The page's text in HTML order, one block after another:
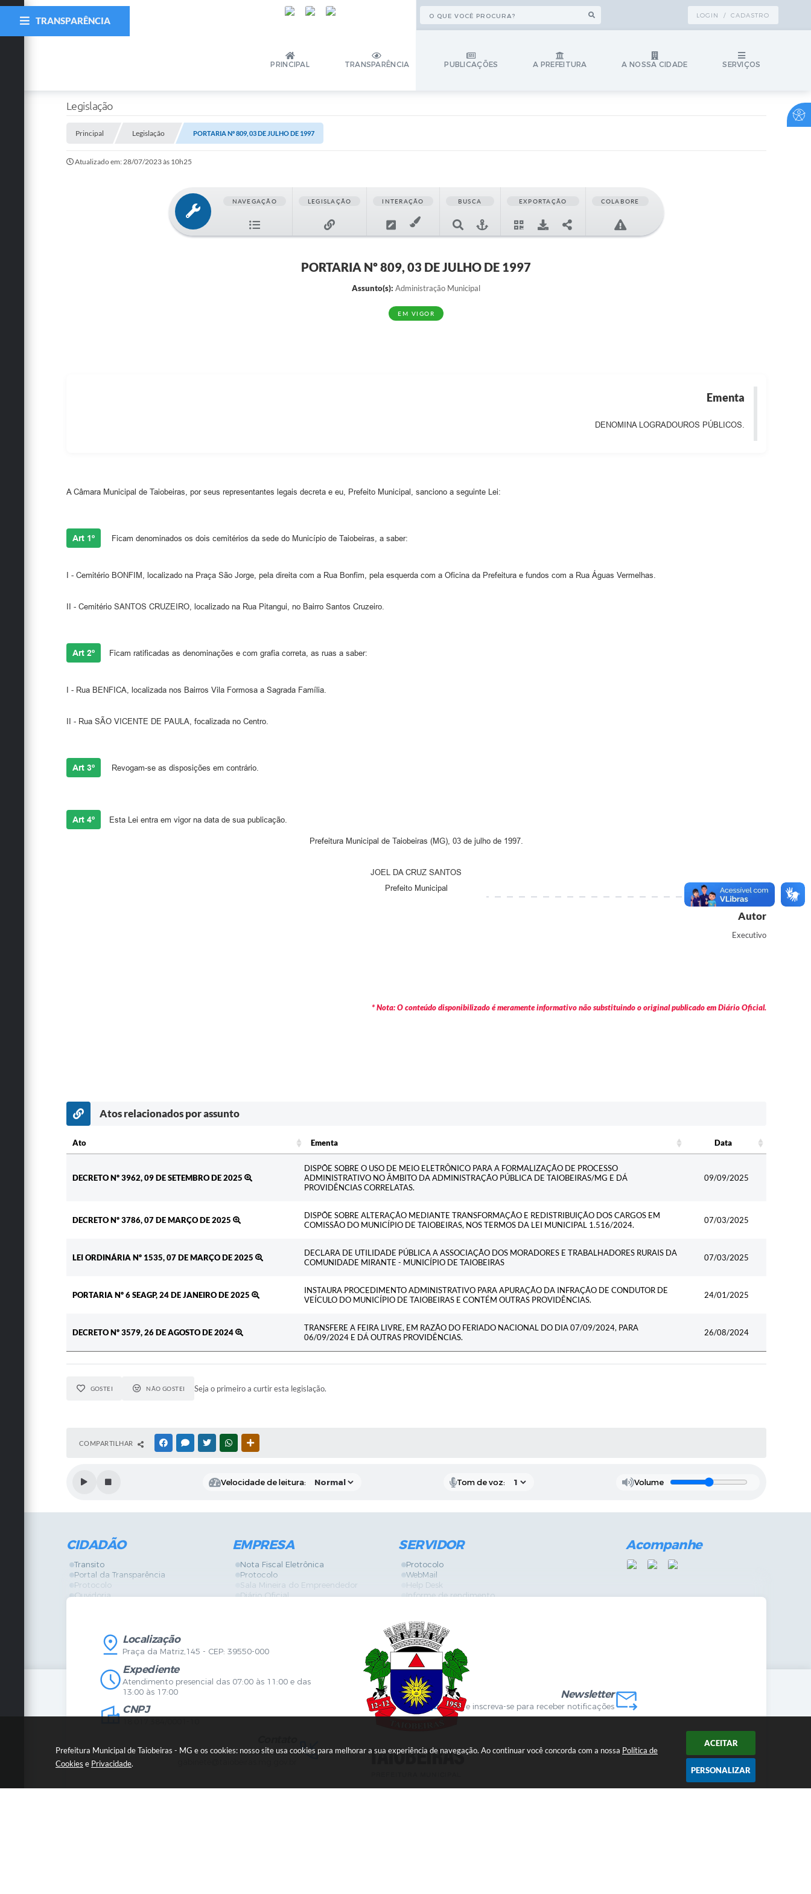
Prefeitura Municipal de Taiobeiras - MG e os cookies: nosso site usa cookies para melhorar a sua experiência de navegação. Ao continuar você concorda com a nossa Política de
Cookies e Privacidade.
ACEITAR
PERSONALIZAR
LOGIN / CADASTRO
PRINCIPAL TRANSPARÊNCIA PUBLICAÇÕES A PREFEITURA A NOSSA CIDADE SERVIÇOS
TRANSPARÊNCIA
Legislação
Principal Legislação PORTARIA Nº 809, 03 DE JULHO DE 1997
Atualizado em: 28/07/2023 às 10h25
NAVEGAÇÃO LEGISLAÇÃO INTERAÇÃO BUSCA EXPORTAÇÃO COLABORE
PORTARIA Nº 809, 03 DE JULHO DE 1997
Assunto(s): Administração Municipal
EM VIGOR
Ementa
DENOMINA LOGRADOUROS PÚBLICOS.
A Câmara Municipal de Taiobeiras, por seus representantes legais decreta e eu, Prefeito Municipal, sanciono a seguinte Lei:
Art 1º Ficam denominados os dois cemitérios da sede do Município de Taiobeiras, a saber:
I - Cemitério BONFIM, localizado na Praça São Jorge, pela direita com a Rua Bonfim, pela esquerda com a Oficina da Prefeitura e fundos com a Rua Águas Vermelhas.
II - Cemitério SANTOS CRUZEIRO, localizado na Rua Pitangui, no Bairro Santos Cruzeiro.
Art 2º Ficam ratificadas as denominações e com grafia correta, as ruas a saber:
I - Rua BENFICA, localizada nos Bairros Vila Formosa a Sagrada Família.
II - Rua SÃO VICENTE DE PAULA, focalizada no Centro.
Art 3º Revogam-se as disposições em contrário.
Art 4º Esta Lei entra em vigor na data de sua publicação.
Prefeitura Municipal de Taiobeiras (MG), 03 de julho de 1997.
JOEL DA CRUZ SANTOS
Prefeito Municipal
Autor
Executivo
* Nota: O conteúdo disponibilizado é meramente informativo não substituindo o original publicado em Diário Oficial.
Atos relacionados por assunto
Ato Ementa
Data
DECRETO Nº 3962, 09 DE SETEMBRO DE 2025
DISPÕE SOBRE O USO DE MEIO ELETRÔNICO PARA A FORMALIZAÇÃO DE PROCESSO
ADMINISTRATIVO NO ÂMBITO DA ADMINISTRAÇÃO PÚBLICA DE TAIOBEIRAS/MG E DÁ
PROVIDÊNCIAS CORRELATAS.
09/09/2025
DECRETO Nº 3786, 07 DE MARÇO DE 2025
DISPÕE SOBRE ALTERAÇÃO MEDIANTE TRANSFORMAÇÃO E REDISTRIBUIÇÃO DOS CARGOS EM
COMISSÃO DO MUNICÍPIO DE TAIOBEIRAS, NOS TERMOS DA LEI MUNICIPAL 1.516/2024.
07/03/2025
LEI ORDINÁRIA Nº 1535, 07 DE MARÇO DE 2025
DECLARA DE UTILIDADE PÚBLICA A ASSOCIAÇÃO DOS MORADORES E TRABALHADORES RURAIS DA
COMUNIDADE MIRANTE - MUNICÍPIO DE TAIOBEIRAS
07/03/2025
PORTARIA Nº 6 SEAGP, 24 DE JANEIRO DE 2025
INSTAURA PROCEDIMENTO ADMINISTRATIVO PARA APURAÇÃO DA INFRAÇÃO DE CONDUTOR DE
VEÍCULO DO MUNICÍPIO DE TAIOBEIRAS E CONTÉM OUTRAS PROVIDÊNCIAS.
24/01/2025
DECRETO Nº 3579, 26 DE AGOSTO DE 2024
TRANSFERE A FEIRA LIVRE, EM RAZÃO DO FERIADO NACIONAL DO DIA 07/09/2024, PARA
06/09/2024 E DÁ OUTRAS PROVIDÊNCIAS.
26/08/2024
GOSTEI NÃO GOSTEI Seja o primeiro a curtir esta legislação.
COMPARTILHAR FACEBOOKMESSENGER
TWITTERWHATSAPP
Velocidade de leitura: Tom de voz: Volume
CIDADÃO
Transito
Portal da Transparência
Protocolo
Ouvidoria
Legislação
Diário Oficial
Mapa do Site
Certidões
Agenda de Eventos
Concursos
Telefones Úteis
Contato
EMPRESA
Nota Fiscal Eletrônica
Protocolo
Sala Mineira do Empreendedor
Diário Oficial
Serviços Online
Vigilância Sanitária
SERVIDOR
Protocolo
WebMail
Help Desk
Informe de rendimento
GPI
Diário Oficial
Fale com RH
SGDI - Sistema de Gerência de Demandas Internas
Concurso Público e Processo Seletivo
Portal da Atenção Primaria
Acompanhe
Localização
Praça da Matriz,145 - CEP: 39550-000
Expediente
Atendimento presencial das 07:00 às 11:00 e das
13:00 às 17:00
CNPJ
3838451414
Newsletter
Clique aquie inscreva-se para receber notificações